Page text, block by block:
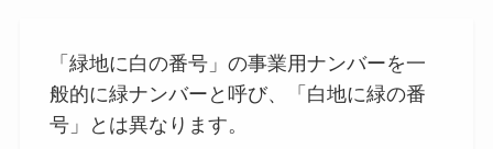
「緑地に白の番号」の事業用ナンバーを一
般的に緑ナンバーと呼び、「白地に緑の番
号」とは異なります。